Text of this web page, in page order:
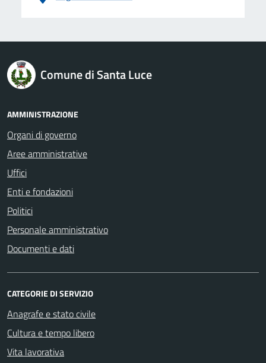
logo Unione Europea
Comune di Santa Luce
AMMINISTRAZIONE
Organi di governo
Aree amministrative
Uffici
Enti e fondazioni
Politici
Personale amministrativo
Documenti e dati
CATEGORIE DI SERVIZIO
Anagrafe e stato civile
Cultura e tempo libero
Vita lavorativa